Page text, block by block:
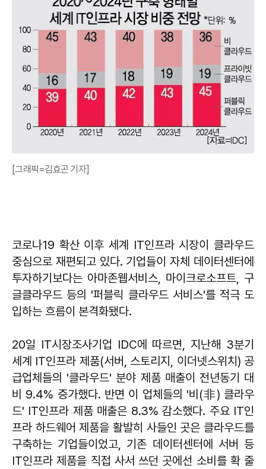
[그래픽=김효곤 기자]
코로나19 확산 이후 세계 IT인프라 시장이 클라우드
중심으로 재편되고 있다. 기업들이 자체 데이터센터에
투자하기보다는 아마존웹서비스, 마이크로소프트, 구
글클라우드 등의 '퍼블릭 클라우드 서비스'를 적극 도
입하는 흐름이 본격화됐다.
20일 IT시장조사기업 IDC에 따르면, 지난해 3분기
세계 IT인프라 제품(서버, 스토리지, 이더넷스위치) 공
급업체들의 '클라우드' 분야 제품 매출이 전년동기 대
비 9.4% 증가했다. 반면 이 업체들의 '비(非) 클라우
드' IT인프라 제품 매출은 8.3% 감소했다. 주요 IT인
프라 하드웨어 제품을 활발히 사들인 곳은 클라우드를
구축하는 기업들이었고, 기존 데이터센터에 서버 등
IT인프라 제품을 직접 사서 쓰던 곳에선 소비를 확 줄